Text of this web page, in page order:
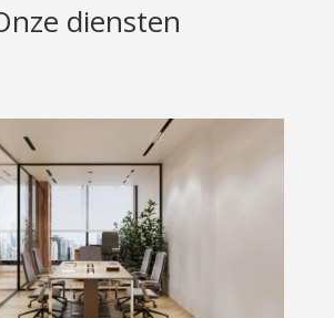
diensten